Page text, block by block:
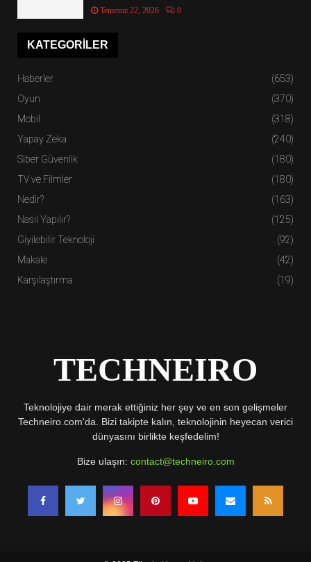
Temmuz 22, 2026 0
KATEGORILER
Haberler
(653)
Oyun
(370)
Mobil
(318)
Yapay Zeka
(240)
Siber Güvenlik
(180)
TV ve Filmler
(180)
Nedir?
(163)
Nasıl Yapılır?
(125)
Giyilebilir Teknoloji
(92)
Makale
(42)
Karşılaştırma
(19)
TECHNEIRO
Teknolojiye dair merak ettiğiniz her şey ve en son gelişmeler
Techneiro.com'da. Bizi takipte kalın, teknolojinin heyecan verici
dünyasını birlikte keşfedelim!
Bize ulaşın: contact@techneiro.com